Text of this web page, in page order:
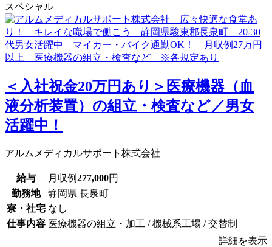
スペシャル
＜入社祝金20万円あり＞医療機器（血
液分析装置）の組立・検査など／男女
活躍中！
アルムメディカルサポート株式会社
給与 月収例277,000円
勤務地
静岡県 長泉町
寮・社宅 なし
仕事内容 医療機器の組立・加工 / 機械系工場 / 交替制
詳細を表示